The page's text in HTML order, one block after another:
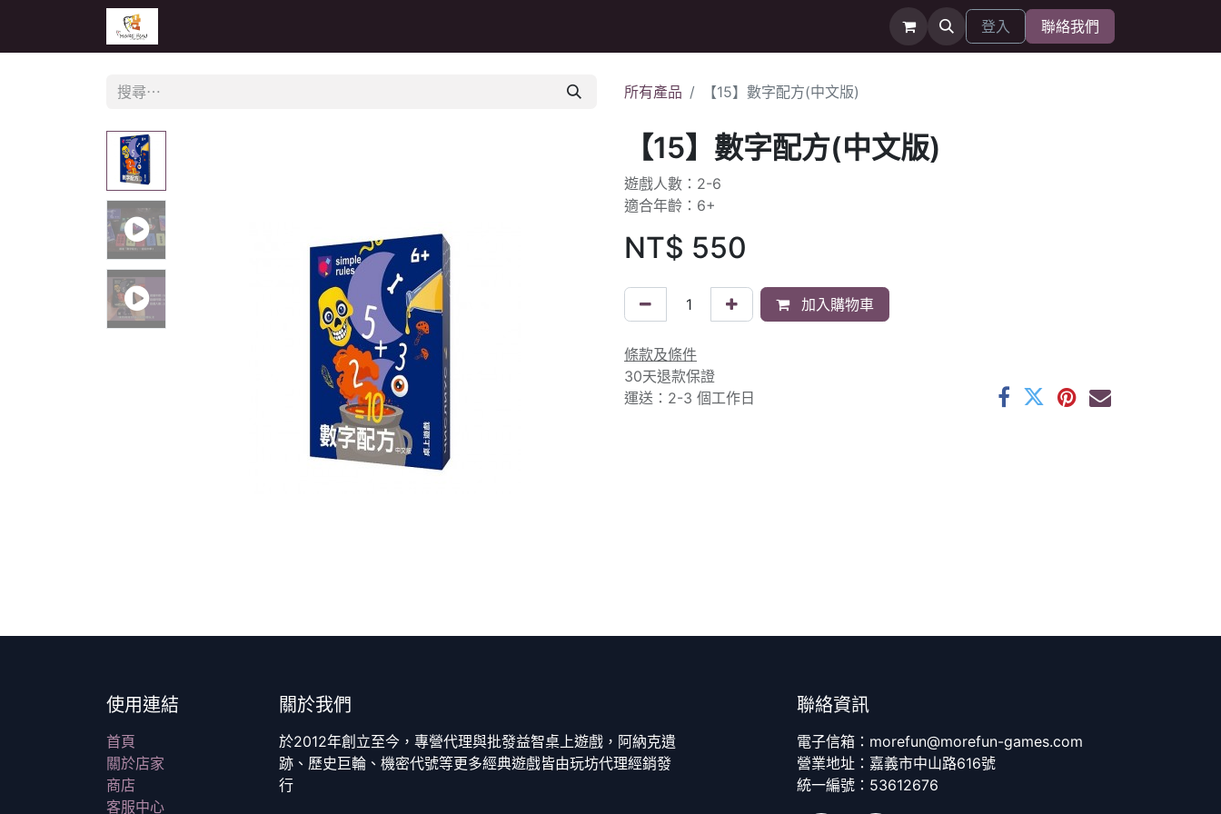
登入 聯絡我們
所有產品 【15】數字配方(中文版)
【15】數字配方(中文版)
遊戲人數：2-6
適合年齡：6+
NT$ 550
加入購物車
條款及條件
30天退款保證
運送：2-3 個工作日
使用連結
首頁
關於店家
商店
客服中心
關於我們
於2012年創立至今，專營代理與批發益智桌上遊戲，阿納克遺
跡、歷史巨輪、機密代號等更多經典遊戲皆由玩坊代理經銷發
行
聯絡資訊
電子信箱：morefun@morefun-games.com
營業地址：嘉義市中山路616號
統一編號：53612676